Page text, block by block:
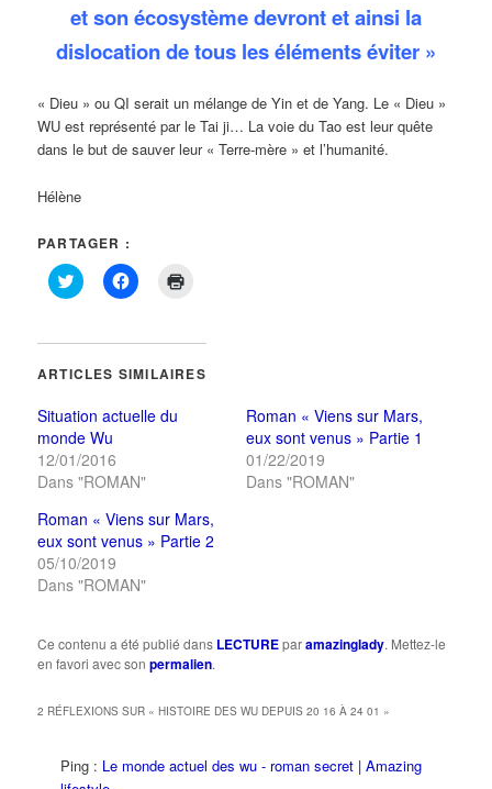
et son écosystème devront et ainsi la
dislocation de tous les éléments éviter »
« Dieu » ou QI serait un mélange de Yin et de Yang. Le « Dieu »
WU est représenté par le Tai ji… La voie du Tao est leur quête
dans le but de sauver leur « Terre-mère » et l’humanité.
Hélène
PARTAGER :
Cliquez
pour
dans
nouvelle
Cliquez
pour
dans
nouvelle
nouvelle
ARTICLES SIMILAIRES
Situation actuelle du
monde Wu
12/01/2016
Dans "ROMAN"
Roman « Viens sur Mars,
eux sont venus » Partie 1
01/22/2019
Dans "ROMAN"
Roman « Viens sur Mars,
eux sont venus » Partie 2
05/10/2019
Dans "ROMAN"
Ce contenu a été publié dans LECTUREparamazinglady. Mettez-le
en favori avec sonpermalien.
2 RÉFLEXIONS SUR «HISTOIRE DES WU DEPUIS 20 16 À 24 01 »
Ping : Le monde actuel des wu - roman secret | Amazing